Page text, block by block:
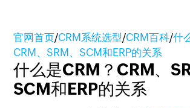
官网首页/CRM系统选型/CRM百科/什
CRM、SRM、SCM和ERP的关系
什么是CRM？CRM、
SCM和ERP的关系